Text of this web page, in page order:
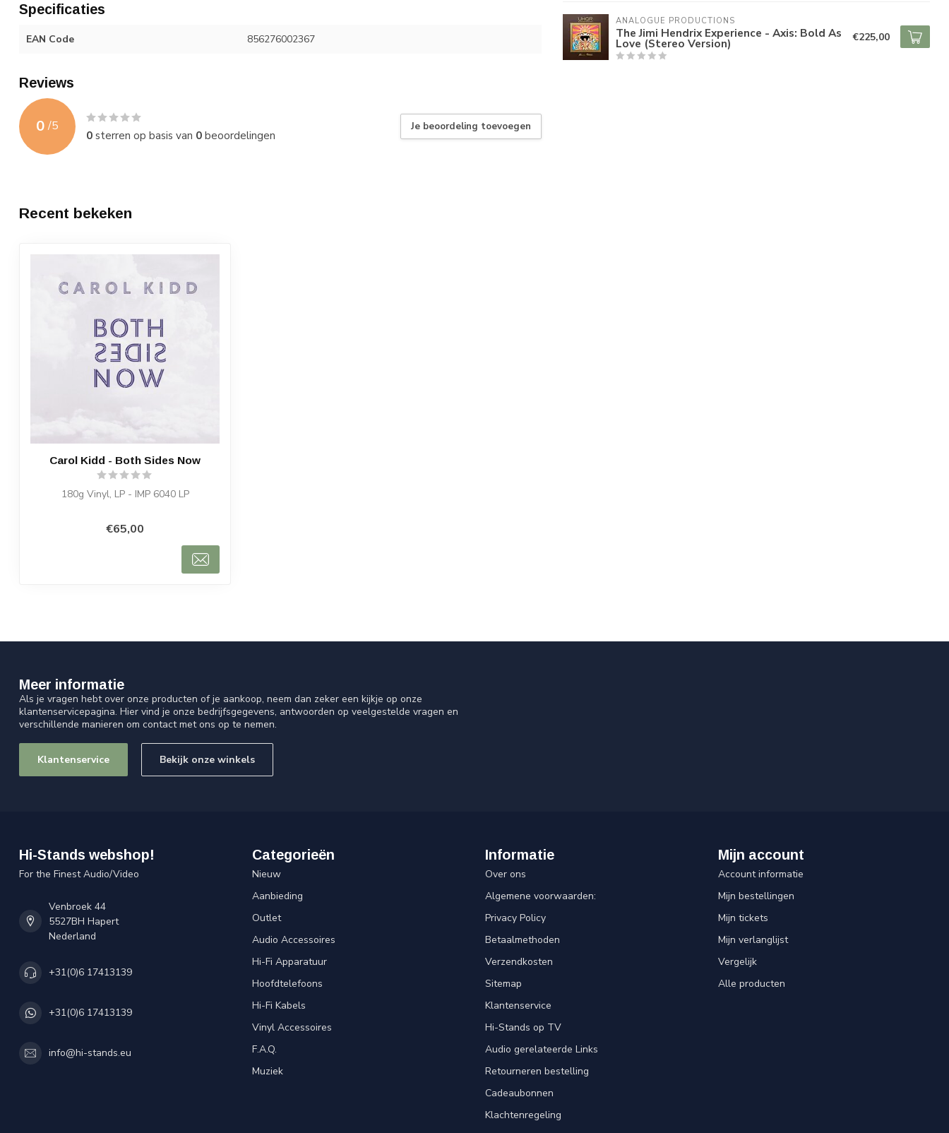
Specificaties
EAN Code 856276002367
Reviews
0 /5
0sterren op basis van 0beoordelingen
Je beoordeling toevoegen
ANALOGUE PRODUCTIONS
The Jimi Hendrix Experience - Axis: Bold As
Love (Stereo Version) €225,00
Recent bekeken
Carol Kidd - Both Sides Now
180g Vinyl, LP - IMP 6040 LP
€65,00
Meer informatie
Als je vragen hebt over onze producten of je aankoop, neem dan zeker een kijkje op onze
klantenservicepagina. Hier vind je onze bedrijfsgegevens, antwoorden op veelgestelde vragen en
verschillende manieren om contact met ons op te nemen.
Klantenservice Bekijk onze winkels
Hi-Stands webshop!
For the Finest Audio/Video
Venbroek 44
5527BH Hapert
Nederland
+31(0)6 17413139
+31(0)6 17413139
info@hi-stands.eu
Categorieën
Nieuw
Aanbieding
Outlet
Audio Accessoires
Hi-Fi Apparatuur
Hoofdtelefoons
Hi-Fi Kabels
Vinyl Accessoires
F.A.Q.
Muziek
Informatie
Over ons
Algemene voorwaarden:
Privacy Policy
Betaalmethoden
Verzendkosten
Sitemap
Klantenservice
Hi-Stands op TV
Audio gerelateerde Links
Retourneren bestelling
Cadeaubonnen
Klachtenregeling
Mijn account
Account informatie
Mijn bestellingen
Mijn tickets
Mijn verlanglijst
Vergelijk
Alle producten